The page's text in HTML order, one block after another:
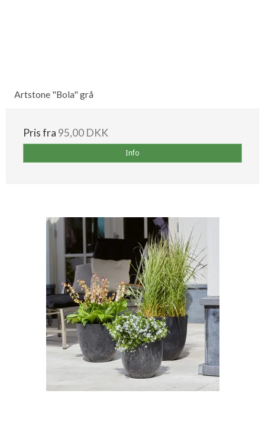
Artstone "Bola" grå
Pris fra 95,00 DKK
Info